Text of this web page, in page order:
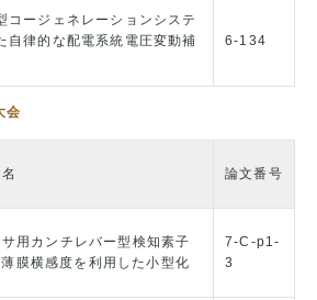
コージェネレーションシステ
自律的な配電系統電圧変動補
6-134
会
論文番号
用カンチレバー型検知素子
膜横感度を利用した小型化
7-C-p1-
3